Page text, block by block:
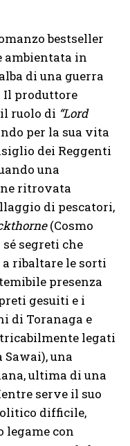
bestseller
ambientata in
di una guerra
Il produttore
ruolo di “Lord
per la sua vita
dei Reggenti
una
ritrovata
di pescatori,
(Cosmo
segreti che
a ribaltare le sorti
presenza
gesuiti e i
di Toranaga e
legati
una
ultima di una
serve il suo
difficile,
legame con